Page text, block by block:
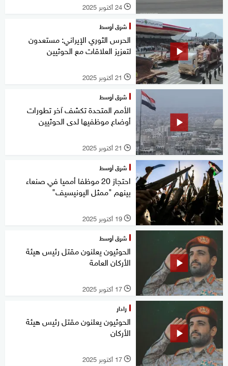
l 24 أكتوبر 2025
شرق أوسط
الحرس الثوري الإيراني: مستعدون
لتعزيز العلاقات مع الحوثيين
l 21 أكتوبر 2025
شرق أوسط
الأمم المتحدة تكشف آخر تطورات
أوضاع موظفيها لدى الحوثيين
l 21 أكتوبر 2025
شرق أوسط
احتجاز 20 موظفا أمميا في صنعاء
بينهم "ممثل اليونيسيف"
l 19 أكتوبر 2025
شرق أوسط
الحوثيون يعلنون مقتل رئيس هيئة
الأركان العامة
l 17 أكتوبر 2025
رادار
الحوثيون يعلنون مقتل رئيس هيئة
الأركان
l 17 أكتوبر 2025